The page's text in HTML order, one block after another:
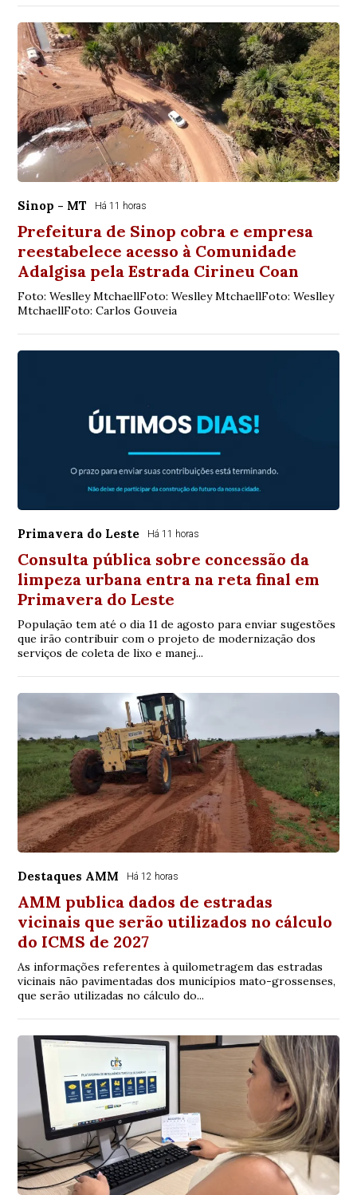
Sinop - MT Há 11 horas
Prefeitura de Sinop cobra e empresa
reestabelece acesso à Comunidade
Adalgisa pela Estrada Cirineu Coan
Foto: Weslley MtchaellFoto: Weslley MtchaellFoto: Weslley
MtchaellFoto: Carlos Gouveia
Primavera do Leste Há 11 horas
Consulta pública sobre concessão da
limpeza urbana entra na reta final em
Primavera do Leste
População tem até o dia 11 de agosto para enviar sugestões
que irão contribuir com o projeto de modernização dos
serviços de coleta de lixo e manej...
Destaques AMM Há 12 horas
AMM publica dados de estradas
vicinais que serão utilizados no cálculo
do ICMS de 2027
As informações referentes à quilometragem das estradas
vicinais não pavimentadas dos municípios mato-grossenses,
que serão utilizadas no cálculo do...